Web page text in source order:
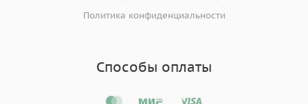
Политика конфиденциальности
Способы оплаты